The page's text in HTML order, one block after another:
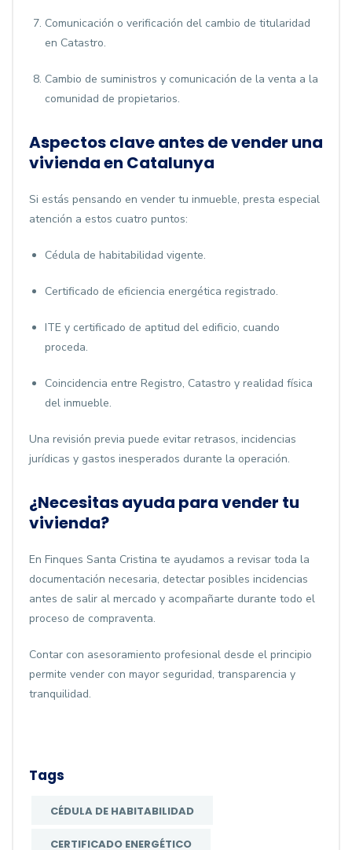
Comunicación o verificación del cambio de titularidad
en Catastro.
Cambio de suministros y comunicación de la venta a la
comunidad de propietarios.
Aspectos clave antes de vender una
vivienda en Catalunya
Si estás pensando en vender tu inmueble, presta especial
atención a estos cuatro puntos:
Cédula de habitabilidad vigente.
Certificado de eficiencia energética registrado.
ITE y certificado de aptitud del edificio, cuando
proceda.
Coincidencia entre Registro, Catastro y realidad física
del inmueble.
Una revisión previa puede evitar retrasos, incidencias
jurídicas y gastos inesperados durante la operación.
¿Necesitas ayuda para vender tu
vivienda?
En Finques Santa Cristina te ayudamos a revisar toda la
documentación necesaria, detectar posibles incidencias
antes de salir al mercado y acompañarte durante todo el
proceso de compraventa.
Contar con asesoramiento profesional desde el principio
permite vender con mayor seguridad, transparencia y
tranquilidad.
Tags
CÉDULA DE HABITABILIDAD
CERTIFICADO ENERGÉTICO